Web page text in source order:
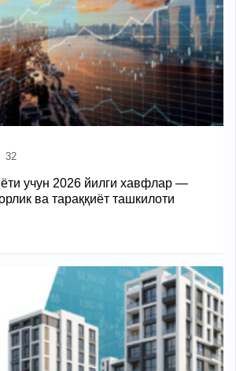
32
учун 2026 йилги хавфлар —
ва тараққиёт ташкилоти